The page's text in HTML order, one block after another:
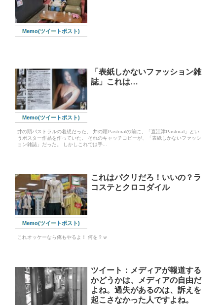
Memo(ツイートポスト)
Memo(ツイートポスト)
「表紙しかないファッション雑
誌」これは…
井の頭パストラルの着想だった。 井の頭Pastoralの前に、「直江津Pastoral」とい
うポスター作品を作っていた。 それのキャッチコピーが、「表紙しかないファッシ
ョン雑誌」だった。 しかしこれでは手...
Memo(ツイートポスト)
これはパクリだろ！いいの？ラ
コステとクロコダイル
これオッケーなら俺もやるよ！ 何を？ｗ
ツイート：メディアが報道する
かどうかは、メディアの自由だ
よね。過失があるのは、訴えを
起こさなかった人ですよね。